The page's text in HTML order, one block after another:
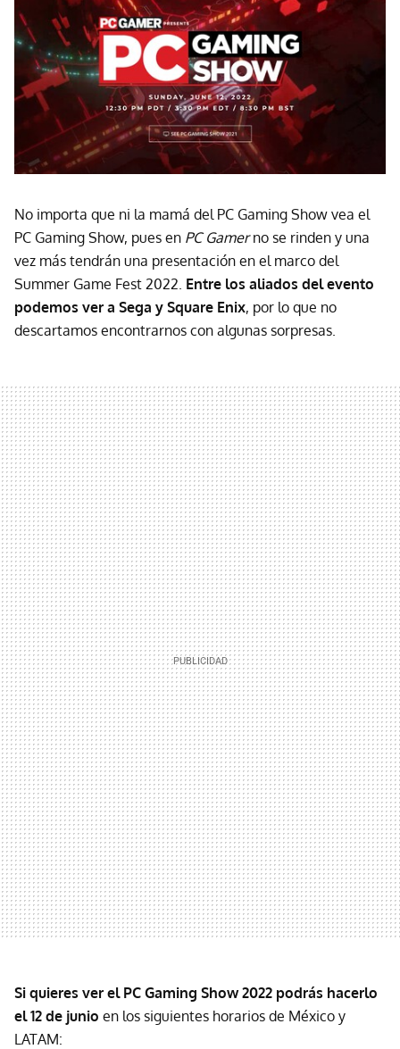
No importa que ni la mamá del PC Gaming Show vea el
PC Gaming Show, pues en PC Gamerno se rinden y una
vez más tendrán una presentación en el marco del
Summer Game Fest 2022. Entre los aliados del evento
podemos ver a Sega y Square Enix, por lo que no
descartamos encontrarnos con algunas sorpresas.
Si quieres ver el PC Gaming Show 2022 podrás hacerlo
el 12 de junio en los siguientes horarios de México y
LATAM: